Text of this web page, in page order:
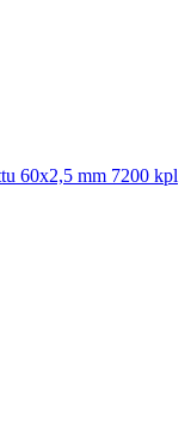
60x2,5 mm 7200 kpl